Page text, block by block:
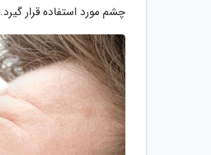
چشم مورد استفاده قرار گیرد.